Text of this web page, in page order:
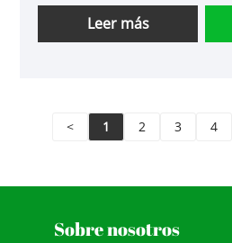
Leer más
< 1 2 3 4
Sobre nosotros